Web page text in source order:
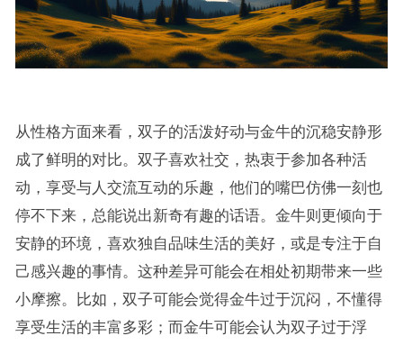
从性格方面来看，双子的活泼好动与金牛的沉稳安静形
成了鲜明的对比。双子喜欢社交，热衷于参加各种活
动，享受与人交流互动的乐趣，他们的嘴巴仿佛一刻也
停不下来，总能说出新奇有趣的话语。金牛则更倾向于
安静的环境，喜欢独自品味生活的美好，或是专注于自
己感兴趣的事情。这种差异可能会在相处初期带来一些
小摩擦。比如，双子可能会觉得金牛过于沉闷，不懂得
享受生活的丰富多彩；而金牛可能会认为双子过于浮